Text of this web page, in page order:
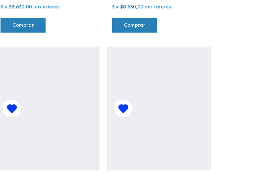
3 x $8.630,00 sin interés 3 x $8.630,00 sin interés